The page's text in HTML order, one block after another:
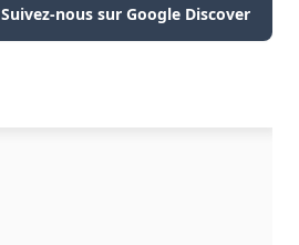
Suivez-nous sur Google Discover